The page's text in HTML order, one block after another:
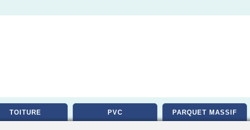
TOITURE PVC PARQUET MASSIF